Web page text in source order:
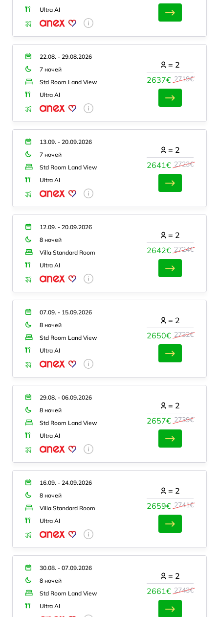
Ultra AI
22.08. - 29.08.2026
7 ночей
Std Room Land View
Ultra AI
2637€ 2719€
= 2
13.09. - 20.09.2026
7 ночей
Std Room Land View
Ultra AI
2641€ 2723€
= 2
12.09. - 20.09.2026
8 ночей
Villa Standard Room
Ultra AI
2642€ 2724€
= 2
07.09. - 15.09.2026
8 ночей
Std Room Land View
Ultra AI
2650€ 2732€
= 2
29.08. - 06.09.2026
8 ночей
Std Room Land View
Ultra AI
2657€ 2739€
= 2
16.09. - 24.09.2026
8 ночей
Villa Standard Room
Ultra AI
2659€ 2741€
= 2
30.08. - 07.09.2026
8 ночей
Std Room Land View
Ultra AI
2661€ 2743€
= 2